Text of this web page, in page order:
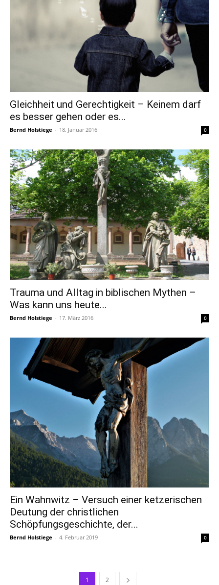
Gleichheit und Gerechtigkeit – Keinem darf
es besser gehen oder es...
Bernd Holstiege - 18. Januar 2016 0
Trauma und Alltag in biblischen Mythen –
Was kann uns heute...
Bernd Holstiege - 17. März 2016 0
Ein Wahnwitz – Versuch einer ketzerischen
Deutung der christlichen
Schöpfungsgeschichte, der...
Bernd Holstiege - 4. Februar 2019 0
1 2